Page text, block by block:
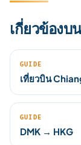
เกี่ยวข้องบ
GUIDE
เที่ยวบิน
GUIDE
DMK → HKG